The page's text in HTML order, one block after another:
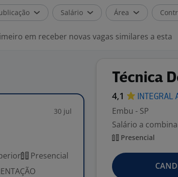
Salário Área
em receber novas vagas similares a esta
30 jul
Presencial
Técnica
4,1 INTEGRAL
Embu - SP
Salário a
Presencial